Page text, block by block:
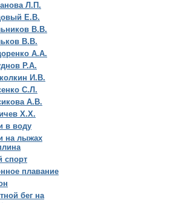
Л.П.
Е.В.
В.В.
В.В.
А.А.
Р.А.
И.В.
С.Л.
А.В.
Х.Х.
в воду
на лыжах
спорт
плавание
бег на